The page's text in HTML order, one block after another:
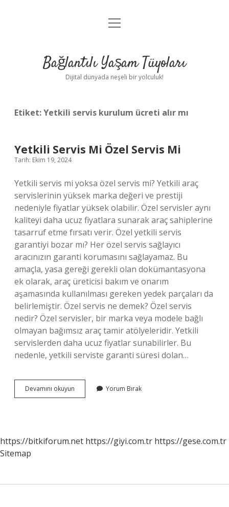
Anasayfa
Yasal Uyarı
menüyü
Bağlantılı Yaşam Tüyoları
Dijital dünyada neşeli bir yolculuk!
Etiket:Yetkili servis kurulum ücreti alır mı
Yetkili Servis Mi Özel Servis Mi
Tarih: Ekim 19, 2024
Yetkili servis mi yoksa özel servis mi? Yetkili araç
servislerinin yüksek marka değeri ve prestiji
nedeniyle fiyatlar yüksek olabilir. Özel servisler aynı
kaliteyi daha ucuz fiyatlara sunarak araç sahiplerine
tasarruf etme fırsatı verir. Özel yetkili servis
garantiyi bozar mı? Her özel servis sağlayıcı
aracınızın garanti korumasını sağlayamaz. Bu
amaçla, yasa gereği gerekli olan dokümantasyona
ek olarak, araç üreticisi bakım ve onarım
aşamasında kullanılması gereken yedek parçaları da
belirlemiştir. Özel servis ne demek? Özel servis
nedir? Özel servisler, bir marka veya modele bağlı
olmayan bağımsız araç tamir atölyeleridir. Yetkili
servislerden daha ucuz fiyatlar sunabilirler. Bu
nedenle, yetkili serviste garanti süresi dolan…
Devamını okuyun
Servis
Yorum Bırak
https://bitkiforum.net https://giyi.com.tr https://gese.com.tr
Sitemap